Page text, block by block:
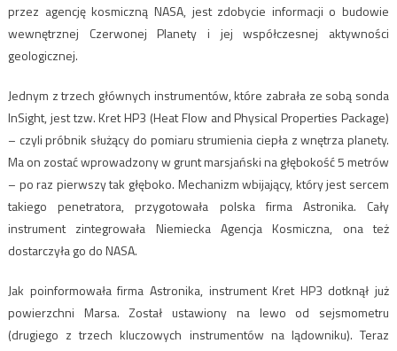
przez agencję kosmiczną NASA, jest zdobycie informacji o budowie
wewnętrznej Czerwonej Planety i jej współczesnej aktywności
geologicznej.
Jednym z trzech głównych instrumentów, które zabrała ze sobą sonda
InSight, jest tzw. Kret HP3 (Heat Flow and Physical Properties Package)
– czyli próbnik służący do pomiaru strumienia ciepła z wnętrza planety.
Ma on zostać wprowadzony w grunt marsjański na głębokość 5 metrów
– po raz pierwszy tak głęboko. Mechanizm wbijający, który jest sercem
takiego penetratora, przygotowała polska firma Astronika. Cały
instrument zintegrowała Niemiecka Agencja Kosmiczna, ona też
dostarczyła go do NASA.
Jak poinformowała firma Astronika, instrument Kret HP3 dotknął już
powierzchni Marsa. Został ustawiony na lewo od sejsmometru
(drugiego z trzech kluczowych instrumentów na lądowniku). Teraz